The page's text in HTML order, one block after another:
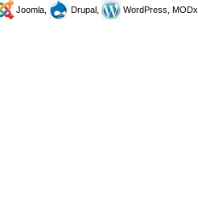
Joomla, Drupal, WordPress, MODx.